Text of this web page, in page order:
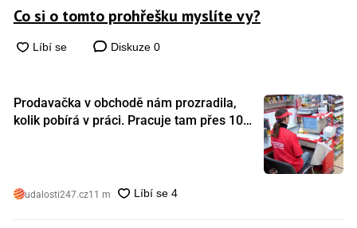
Co si o tomto prohřešku myslíte vy?
Diskuze 0
Prodavačka v obchodě nám prozradila,
kolik pobírá v práci. Pracuje tam přes 10
udalosti247.cz11 m